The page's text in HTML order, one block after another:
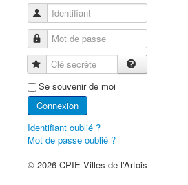
Identifiant
Mot de passe
Clé secrète
Se souvenir de moi
Connexion
Identifiant oublié ?
Mot de passe oublié ?
© 2026 CPIE Villes de l'Artois